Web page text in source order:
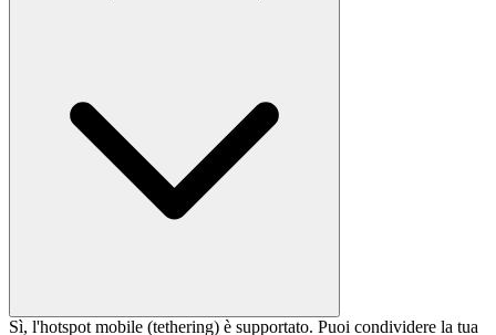
Sì, l'hotspot mobile (tethering) è supportato. Puoi condividere la tua